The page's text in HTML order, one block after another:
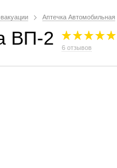
Аптечка Автомобильная
ВП-2 6 отзывов